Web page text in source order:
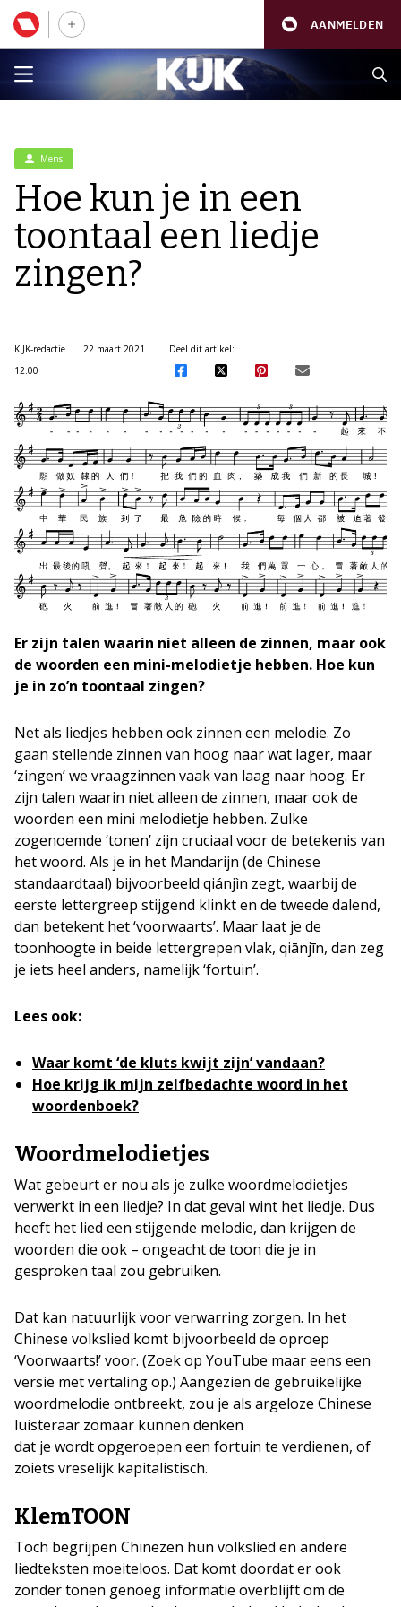
AANMELDEN
Mens
Hoe kun je in een
toontaal een liedje
zingen?
KIJK-redactie
22 maart 2021
12:00
Deel dit artikel:
Er zijn talen waarin niet alleen de zinnen, maar ook
de woorden een mini-melodietje hebben. Hoe kun
je in zo’n toontaal zingen?
Net als liedjes hebben ook zinnen een melodie. Zo
gaan stellende zinnen van hoog naar wat lager, maar
‘zingen’ we vraagzinnen vaak van laag naar hoog. Er
zijn talen waarin niet alleen de zinnen, maar ook de
woorden een mini melodietje hebben. Zulke
zogenoemde ‘tonen’ zijn cruciaal voor de betekenis van
het woord. Als je in het Mandarijn (de Chinese
standaardtaal) bijvoorbeeld qiánjìn zegt, waarbij de
eerste lettergreep stijgend klinkt en de tweede dalend,
dan betekent het ‘voorwaarts’. Maar laat je de
toonhoogte in beide lettergrepen vlak, qiānjīn, dan zeg
je iets heel anders, namelijk ‘fortuin’.
Lees ook:
Waar komt ‘de kluts kwijt zijn’ vandaan?
Hoe krijg ik mijn zelfbedachte woord in het
woordenboek?
Woordmelodietjes
Wat gebeurt er nou als je zulke woordmelodietjes
verwerkt in een liedje? In dat geval wint het liedje. Dus
heeft het lied een stijgende melodie, dan krijgen de
woorden die ook – ongeacht de toon die je in
gesproken taal zou gebruiken.
Dat kan natuurlijk voor verwarring zorgen. In het
Chinese volkslied komt bijvoorbeeld de oproep
‘Voorwaarts!’ voor. (Zoek op YouTube maar eens een
versie met vertaling op.) Aangezien de gebruikelijke
woordmelodie ontbreekt, zou je als argeloze Chinese
luisteraar zomaar kunnen denken
dat je wordt opgeroepen een fortuin te verdienen, of
zoiets vreselijk kapitalistisch.
KlemTOON
Toch begrijpen Chinezen hun volkslied en andere
liedteksten moeiteloos. Dat komt doordat er ook
zonder tonen genoeg informatie overblijft om de